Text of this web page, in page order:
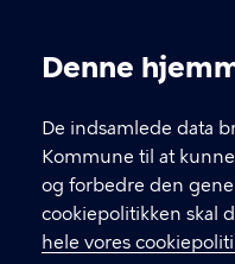
Denne
De indsamlede data
Kommune til at
og forbedre den
cookiepolitikken skal
hele vores